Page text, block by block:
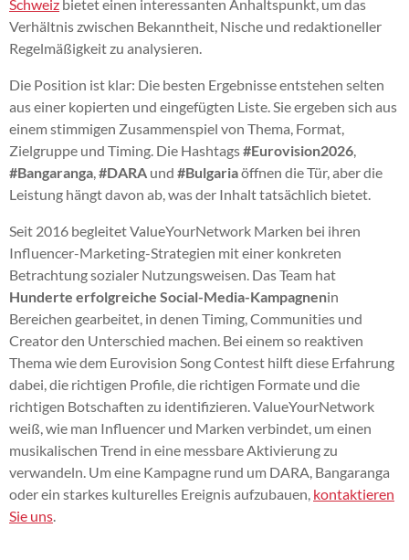
Schweiz bietet einen interessanten Anhaltspunkt, um das
Verhältnis zwischen Bekanntheit, Nische und redaktioneller
Regelmäßigkeit zu analysieren.
Die Position ist klar: Die besten Ergebnisse entstehen selten
aus einer kopierten und eingefügten Liste. Sie ergeben sich aus
einem stimmigen Zusammenspiel von Thema, Format,
Zielgruppe und Timing. Die Hashtags#Eurovision2026
#Bangaranga #DARA und #Bulgariaöffnen die Tür, aber die
Leistung hängt davon ab, was der Inhalt tatsächlich bietet.
Seit 2016 begleitet ValueYourNetwork Marken bei ihren
Influencer-Marketing-Strategien mit einer konkreten
Betrachtung sozialer Nutzungsweisen. Das Team hat
Hunderte erfolgreiche Social-Media-Kampagnenin
Bereichen gearbeitet, in denen Timing, Communities und
Creator den Unterschied machen. Bei einem so reaktiven
Thema wie dem Eurovision Song Contest hilft diese Erfahrung
dabei, die richtigen Profile, die richtigen Formate und die
richtigen Botschaften zu identifizieren. ValueYourNetwork
weiß, wie man Influencer und Marken verbindet, um einen
musikalischen Trend in eine messbare Aktivierung zu
verwandeln. Um eine Kampagne rund um DARA, Bangaranga
oder ein starkes kulturelles Ereignis aufzubauen, kontaktieren
Sie uns